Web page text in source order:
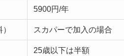
5900円/年
スカパーで加入の場合
25歳以下は半額